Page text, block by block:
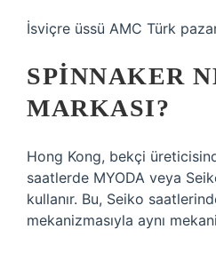
İsviçre üssü AMC Türk
SPINNAKER
MARKASI?
Hong Kong, bekçi
saatlerde MYODA veya
kullanır. Bu, Seiko
mekanizmasıyla aynı